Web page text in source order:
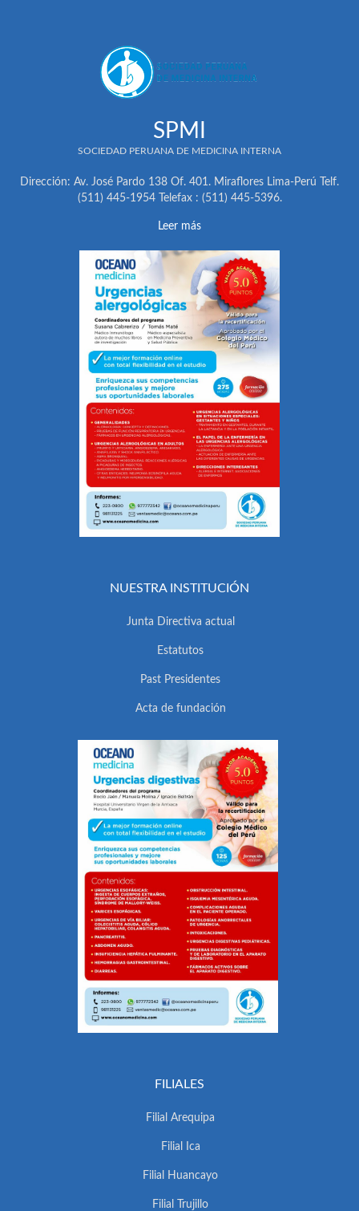
SPMI
SOCIEDAD PERUANA DE MEDICINA INTERNA
Dirección: Av. José Pardo 138 Of. 401. Miraflores Lima-Perú Telf.
(511) 445-1954 Telefax : (511) 445-5396.
Leer más
NUESTRA INSTITUCIÓN
Junta Directiva actual
Estatutos
Past Presidentes
Acta de fundación
FILIALES
Filial Arequipa
Filial Ica
Filial Huancayo
Filial Trujillo